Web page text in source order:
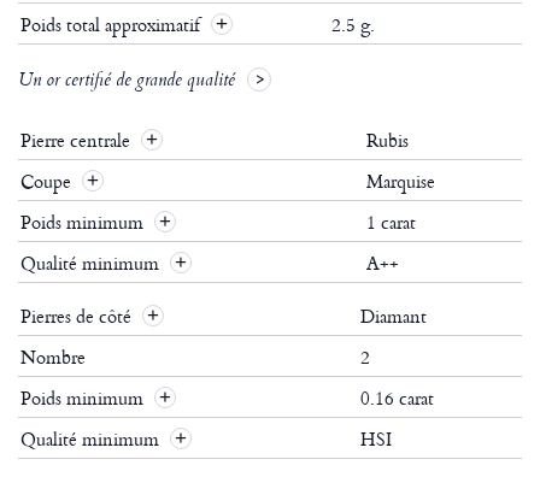
Poids total approximatif
2.5 g.
Un or certifié de grande qualité
Pierre centrale
Rubis
Coupe
Marquise
Poids minimum
1 carat
Qualité minimum
A++
Pierres de côté
Diamant
Nombre
2
Poids minimum
0.16 carat
Qualité minimum
HSI